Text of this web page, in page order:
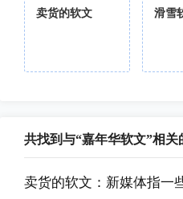
卖货的软文 滑雪
共找到与“嘉年华软文”相关
卖货的软文：新媒体指一